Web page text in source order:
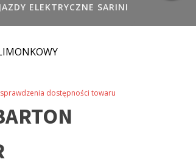
ELEKTRYCZNE SARINI
dostępności towaru